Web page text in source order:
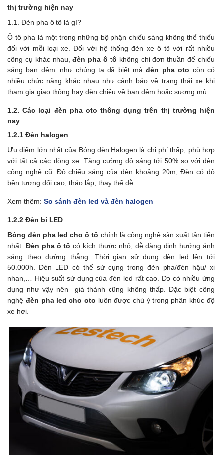
thị trường hiện nay
1.1. Đèn pha ô tô là gì?
Ô tô pha là một trong những bộ phận chiếu sáng không thể thiếu
đối với mỗi loại xe. Đối với hệ thống đèn xe ô tô với rất nhiều
công cụ khác nhau,đèn pha ô tô không chỉ đơn thuần để chiếu
sáng ban đêm, như chúng ta đã biết màđèn pha oto còn có
nhiều chức năng khác nhau như cảnh báo về trạng thái xe khi
tham gia giao thông hay đèn chiếu về ban đêm hoặc sương mù.
1.2. Các loại đèn pha oto thông dụng trên thị trường hiện
nay
1.2.1 Đèn halogen
Ưu điểm lớn nhất của Bóng đèn Halogen là chi phí thấp, phù hợp
với tất cả các dòng xe. Tăng cường độ sáng tới 50% so với đèn
công nghệ cũ. Độ chiếu sáng của đèn khoảng 20m, Đèn có độ
bền tương đối cao, tháo lắp, thay thế dễ.
Xem thêm: So sánh đèn led và đèn halogen
1.2.2 Đèn bi LED
Bóng đèn pha led cho ô tô chính là công nghệ sản xuất tân tiến
nhất. Đèn pha ô tô có kích thước nhỏ, dễ dàng định hướng ánh
sáng theo đường thẳng. Thời gian sử dụng đèn led lên tới
50.000h. Đèn LED có thể sử dụng trong đèn pha/đèn hậu/ xi
nhan,… Hiệu suất sử dụng của đèn led rất cao. Do có nhiều ứng
dụng như vậy nên giá thành cũng không thấp. Đặc biệt công
nghệ đèn pha led cho oto luôn được chú ý trong phân khúc độ
xe hơi.